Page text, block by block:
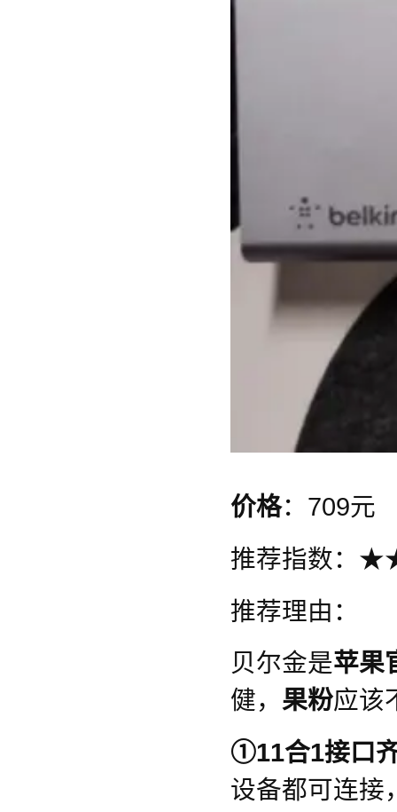
价格：709元
推荐指数
推荐理由：
贝尔金是苹果
健， 果粉应该
①11合1接口
设备都可连接